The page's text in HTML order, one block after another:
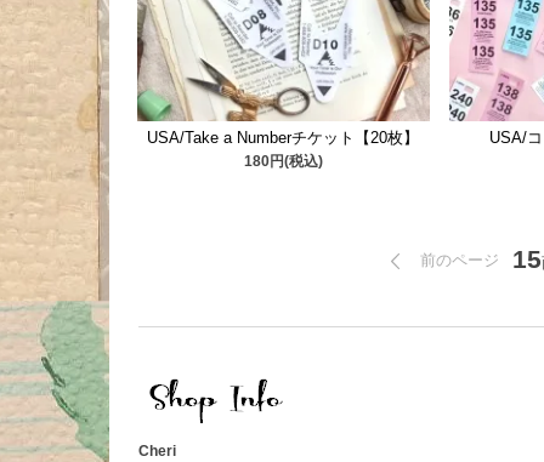
USA/Take a Numberチケット【20枚】
180円(税込)
USA/
前のページ 15
Cheri